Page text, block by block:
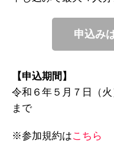
申込み
【申込期間】
令和６年５月７日（
まで
※参加規約はこちら